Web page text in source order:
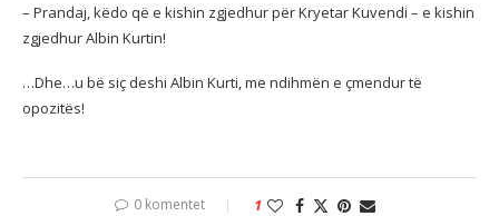
– Prandaj, këdo që e kishin zgjedhur për Kryetar Kuvendi – e kishin
zgjedhur Albin Kurtin!
…Dhe…u bë siç deshi Albin Kurti, me ndihmën e çmendur të
opozitës!
0 komentet 1